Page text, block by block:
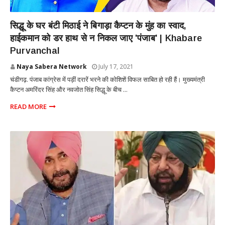
सिद्धू के घर बंटी मिठाई ने बिगाड़ा कैप्टन के मुंह का स्वाद,
हाईकमान को डर हाथ से न निकल जाए 'पंजाब' | Khabare
Purvanchal
Naya Sabera Network July 17, 2021
चंडीगढ़. पंजाब कांग्रेस में पड़ीं दरारें भरने की कोशिशें विफल साबित हो रही हैं। मुख्यमंत्री
कैप्टन अमरिंदर सिंह और नवजोत सिंह सिद्धू के बीच ...
READ MORE